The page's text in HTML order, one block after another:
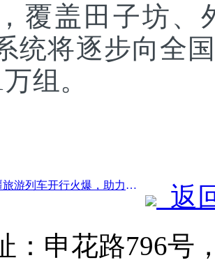
覆盖田子坊、
统将逐步向全
组。
前一篇：新疆旅游列车开行火爆，助力文旅经济蓬勃发展
返
：申花路796号